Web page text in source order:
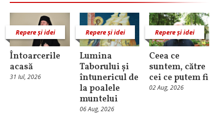
Repere și idei
Întoarcerile
acasă
31 Iul, 2026
Repere și idei
Lumina
Taborului și
întunericul de
la poalele
muntelui
06 Aug, 2026
Repere și idei
Ceea ce
suntem, către
cei ce putem fi
02 Aug, 2026